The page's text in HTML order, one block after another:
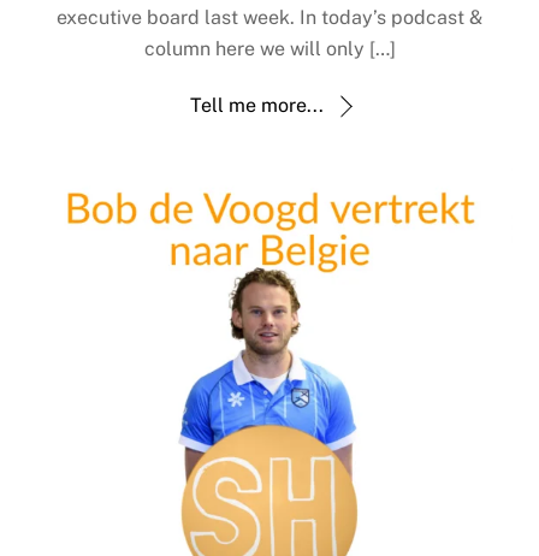
executive board last week. In today’s podcast &
column here we will only […]
Tell me more...